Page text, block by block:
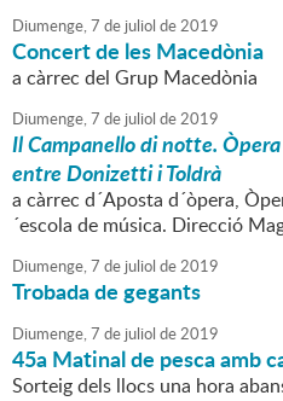
Diumenge,7 de juliol de2019
Concert de les Macedònia
a càrrec del Grup Macedònia
Diumenge,7 de juliol de2019
Il Campanello di notte.
entre Donizetti i Toldrà
a càrrec d´Aposta d´òpera,
´escola de música. Direcció
Diumenge,7 de juliol de2019
Trobada de gegants
Diumenge,7 de juliol de2019
45a Matinal de pesca amb
Sorteig dels llocs una hora